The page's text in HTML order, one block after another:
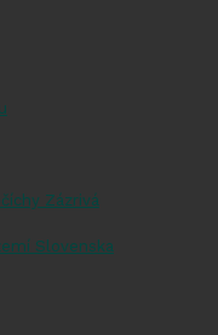
Zázrivá
Slovenska